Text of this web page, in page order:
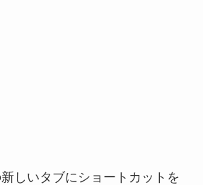
しいタブにショートカットを